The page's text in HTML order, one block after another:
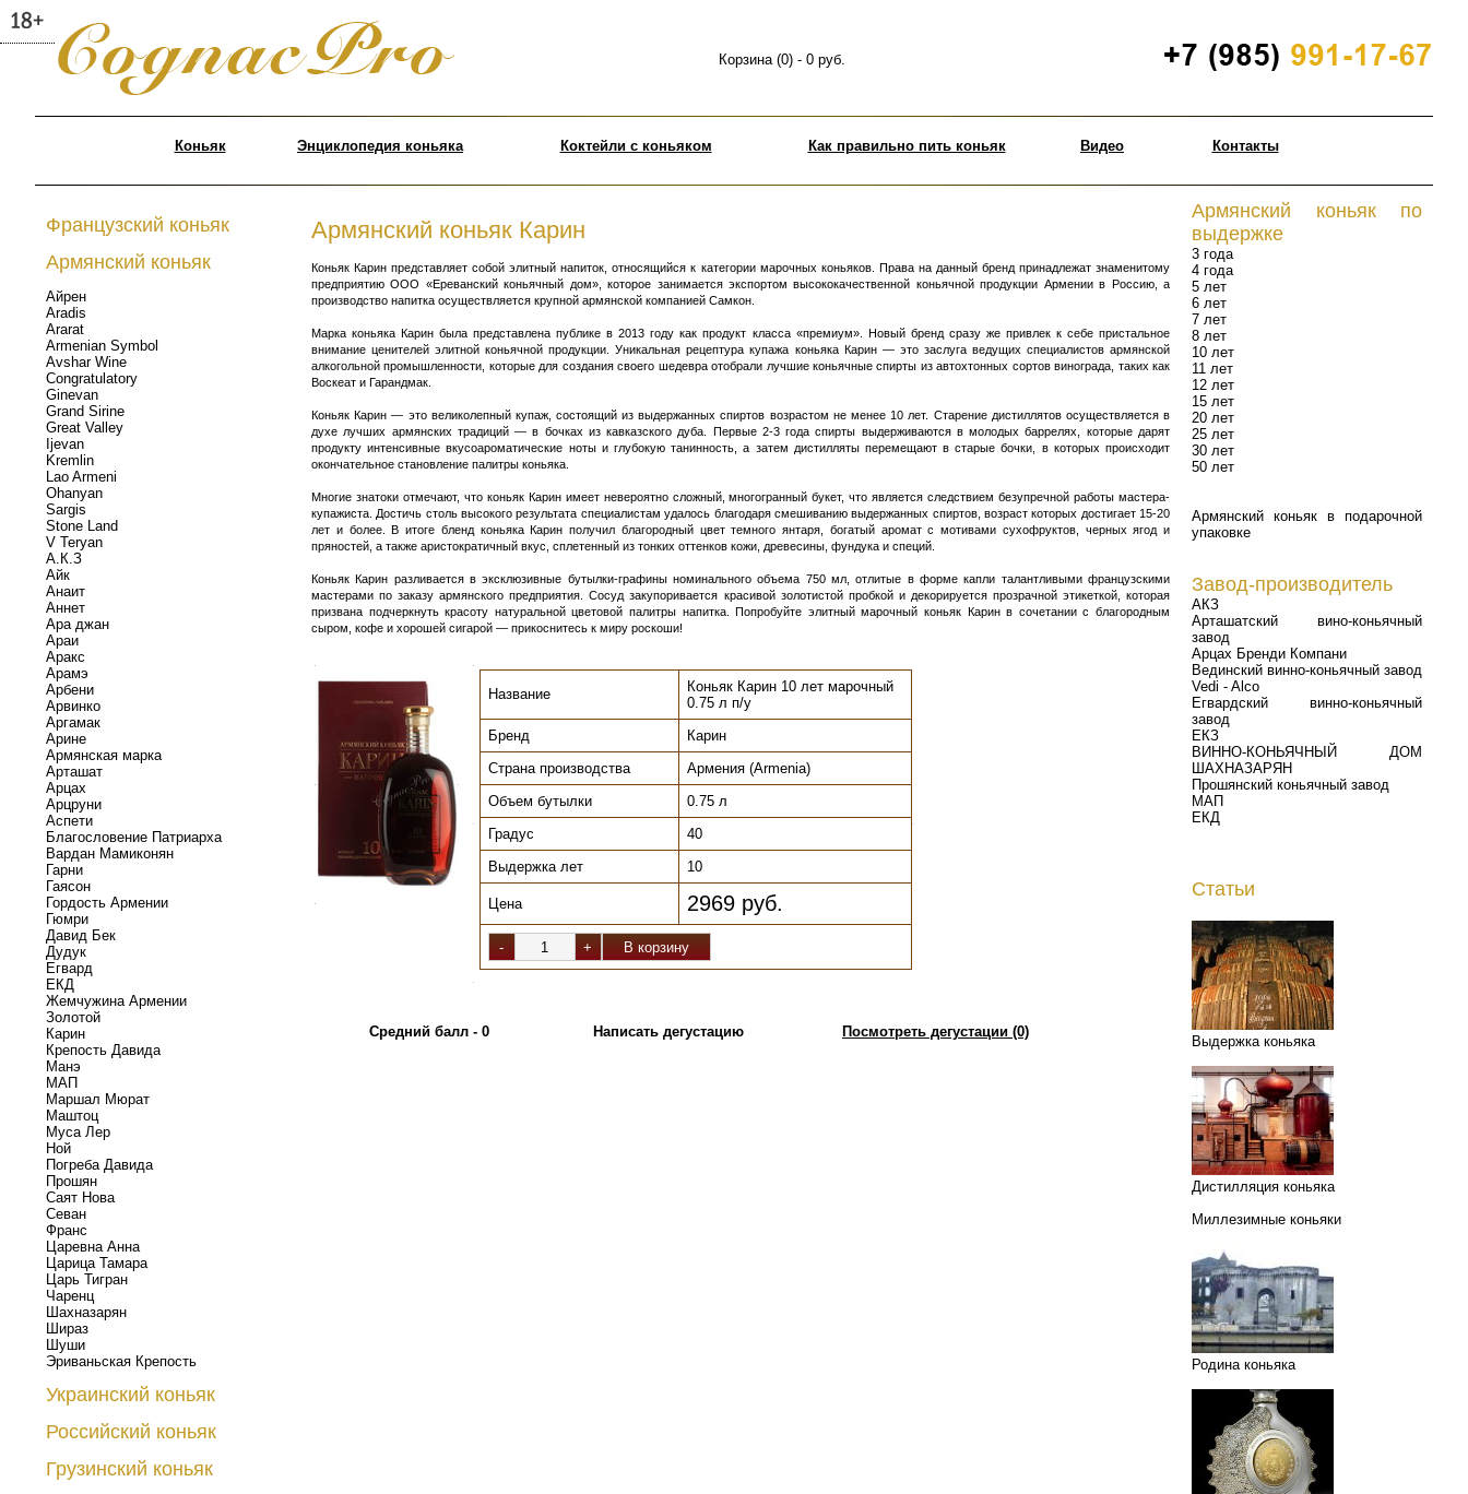
Корзина (0) - 0 руб.
Коньяк Энциклопедия коньяка Коктейли с коньяком Как правильно пить коньяк Видео Контакты
Французский коньяк
Армянский коньяк
Айрен
Aradis
Ararat
Armenian Symbol
Avshar Wine
Congratulatory
Ginevan
Grand Sirine
Great Valley
Ijevan
Kremlin
Lao Armeni
Ohanyan
Sargis
Stone Land
V Teryan
А.К.З
Айк
Анаит
Аннет
Ара джан
Араи
Аракс
Арамэ
Арбени
Арвинко
Аргамак
Арине
Армянская марка
Арташат
Арцах
Арцруни
Аспети
Благословение Патриарха
Вардан Мамиконян
Гарни
Гаясон
Гордость Армении
Гюмри
Давид Бек
Дудук
Егвард
ЕКД
Жемчужина Армении
Золотой
Карин
Крепость Давида
Манэ
МАП
Маршал Мюрат
Маштоц
Муса Лер
Ной
Погреба Давида
Прошян
Саят Нова
Севан
Франс
Царевна Анна
Царица Тамара
Царь Тигран
Чаренц
Шахназарян
Шираз
Шуши
Эриваньская Крепость
Украинский коньяк
Российский коньяк
Грузинский коньяк
Армянский коньяк Карин
Коньяк Карин представляет собой элитный напиток, относящийся к категории марочных коньяков. Права на данный бренд принадлежат знаменитому
предприятию ООО «Ереванский коньячный дом», которое занимается экспортом высококачественной коньячной продукции Армении в Россию, а
производство напитка осуществляется крупной армянской компанией Самкон.
Марка коньяка Карин была представлена публике в 2013 году как продукт класса «премиум». Новый бренд сразу же привлек к себе пристальное
внимание ценителей элитной коньячной продукции. Уникальная рецептура купажа коньяка Карин — это заслуга ведущих специалистов армянской
алкогольной промышленности, которые для создания своего шедевра отобрали лучшие коньячные спирты из автохтонных сортов винограда, таких как
Воскеат и Гарандмак.
Коньяк Карин — это великолепный купаж, состоящий из выдержанных спиртов возрастом не менее 10 лет. Старение дистиллятов осуществляется в
духе лучших армянских традиций — в бочках из кавказского дуба. Первые 2-3 года спирты выдерживаются в молодых баррелях, которые дарят
продукту интенсивные вкусоароматические ноты и глубокую танинность, а затем дистилляты перемещают в старые бочки, в которых происходит
окончательное становление палитры коньяка.
Многие знатоки отмечают, что коньяк Карин имеет невероятно сложный, многогранный букет, что является следствием безупречной работы мастера-
купажиста. Достичь столь высокого результата специалистам удалось благодаря смешиванию выдержанных спиртов, возраст которых достигает 15-20
лет и более. В итоге бленд коньяка Карин получил благородный цвет темного янтаря, богатый аромат с мотивами сухофруктов, черных ягод и
пряностей, а также аристократичный вкус, сплетенный из тонких оттенков кожи, древесины, фундука и специй.
Коньяк Карин разливается в эксклюзивные бутылки-графины номинального объема 750 мл, отлитые в форме капли талантливыми французскими
мастерами по заказу армянского предприятия. Сосуд закупоривается красивой золотистой пробкой и декорируется прозрачной этикеткой, которая
призвана подчеркнуть красоту натуральной цветовой палитры напитка. Попробуйте элитный марочный коньяк Карин в сочетании с благородным
сыром, кофе и хорошей сигарой — прикоснитесь к миру роскоши!
Название
Коньяк Карин 10 лет марочный
0.75 л п/у
Бренд
Карин
Страна производства
Армения (Armenia)
Объем бутылки
0.75 л
Градус
40
Выдержка лет
10
Цена 2969 руб.
Средний балл - 0 Написать дегустацию Посмотреть дегустации (0)
Армянский коньяк по
выдержке
3 года
4 года
5 лет
6 лет
7 лет
8 лет
10 лет
11 лет
12 лет
15 лет
20 лет
25 лет
30 лет
50 лет
Армянский коньяк в подарочной
упаковке
Завод-производитель
АКЗ
Арташатский вино-коньячный
завод
Арцах Бренди Компани
Вединский винно-коньячный завод
Vedi - Alco
Егвардский винно-коньячный
завод
ЕКЗ
ВИННО-КОНЬЯЧНЫЙ ДОМ
ШАХНАЗАРЯН
Прошянский коньячный завод
МАП
ЕКД
Статьи
Выдержка коньяка
Дистилляция коньяка
Миллезимные коньяки
Родина коньяка